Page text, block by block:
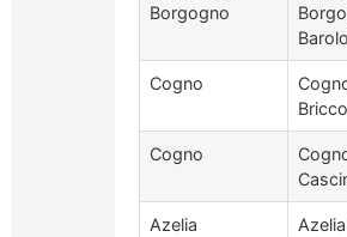
Borgogno
Cogno
Cogno
Azelia